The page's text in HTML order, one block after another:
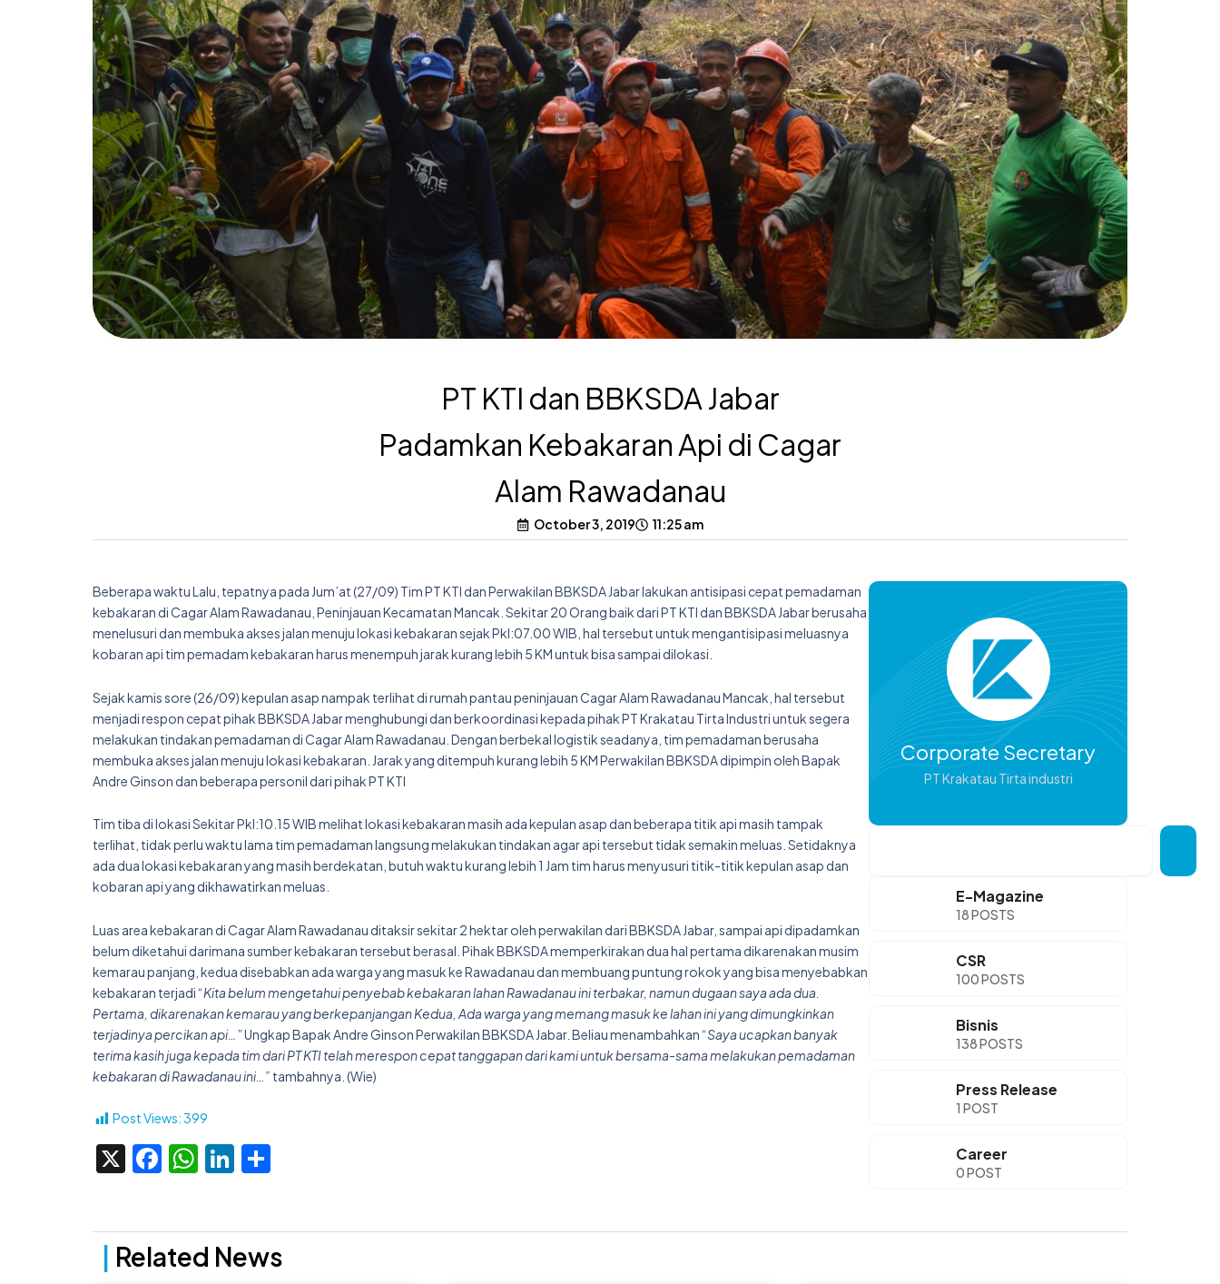
PT KTI dan BBKSDA Jabar
Padamkan Kebakaran Api di Cagar
Alam Rawadanau
October 3, 2019 11:25 am
Beberapa waktu Lalu, tepatnya pada Jum’at (27/09) Tim PT KTI dan Perwakilan BBKSDA Jabar lakukan antisipasi cepat pemadaman
kebakaran di Cagar Alam Rawadanau, Peninjauan Kecamatan Mancak. Sekitar 20 Orang baik dari PT KTI dan BBKSDA Jabar berusaha
menelusuri dan membuka akses jalan menuju lokasi kebakaran sejak Pkl:07.00 WIB, hal tersebut untuk mengantisipasi meluasnya
kobaran api tim pemadam kebakaran harus menempuh jarak kurang lebih 5 KM untuk bisa sampai dilokasi.
Sejak kamis sore (26/09) kepulan asap nampak terlihat di rumah pantau peninjauan Cagar Alam Rawadanau Mancak, hal tersebut
menjadi respon cepat pihak BBKSDA Jabar menghubungi dan berkoordinasi kepada pihak PT Krakatau Tirta Industri untuk segera
melakukan tindakan pemadaman di Cagar Alam Rawadanau. Dengan berbekal logistik seadanya, tim pemadaman berusaha
membuka akses jalan menuju lokasi kebakaran. Jarak yang ditempuh kurang lebih 5 KM Perwakilan BBKSDA dipimpin oleh Bapak
Andre Ginson dan beberapa personil dari pihak PT KTI
Tim tiba di lokasi Sekitar Pkl:10.15 WIB melihat lokasi kebakaran masih ada kepulan asap dan beberapa titik api masih tampak
terlihat, tidak perlu waktu lama tim pemadaman langsung melakukan tindakan agar api tersebut tidak semakin meluas. Setidaknya
ada dua lokasi kebakaran yang masih berdekatan, butuh waktu kurang lebih 1 Jam tim harus menyusuri titik-titik kepulan asap dan
kobaran api yang dikhawatirkan meluas.
Luas area kebakaran di Cagar Alam Rawadanau ditaksir sekitar 2 hektar oleh perwakilan dari BBKSDA Jabar, sampai api dipadamkan
belum diketahui darimana sumber kebakaran tersebut berasal. Pihak BBKSDA memperkirakan dua hal pertama dikarenakan musim
kemarau panjang, kedua disebabkan ada warga yang masuk ke Rawadanau dan membuang puntung rokok yang bisa menyebabkan
kebakaran terjadi “Kita belum mengetahui penyebab kebakaran lahan Rawadanau ini terbakar, namun dugaan saya ada dua.
Pertama, dikarenakan kemarau yang berkepanjangan Kedua, Ada warga yang memang masuk ke lahan ini yang dimungkinkan
terjadinya percikan api… ” Ungkap Bapak Andre Ginson Perwakilan BBKSDA Jabar. Beliau menambahkan “Saya ucapkan banyak
terima kasih juga kepada tim dari PT KTI telah merespon cepat tanggapan dari kami untuk bersama-sama melakukan pemadaman
kebakaran di Rawadanau ini…” tambahnya. (Wie)
Post Views:399
X Facebook
WhatsApp
LinkedIn
Corporate Secretary
PT Krakatau Tirta industri
E-Magazine
18 POSTS
CSR
100 POSTS
Bisnis
138 POSTS
Press Release
1 POST
Career
0 POST
Related News